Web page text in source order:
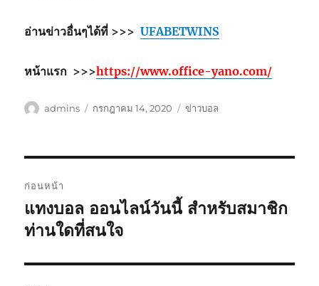
อ่านข่าวอื่นๆได้ที่ >>>UFABETWINS
หน้าแรก >>>https://www.office-yano.com/
ผู้
admins
เขียน
กรกฎาคม 14, 2020
หมวด
ข่าวบอล
นำทาง
เรื่อง
ก่อนหน้า
เรื่อง
ก่อน
แทงบอล ออนไลน์วันนี้ สำหรับสมาชิก
ท่านใดที่สนใจ